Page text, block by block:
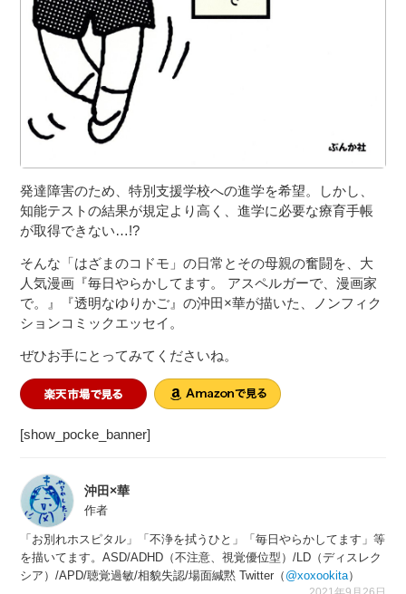
発達障害のため、特別支援学校への進学を希望。しかし、
知能テストの結果が規定より高く、進学に必要な療育手帳
が取得できない…!?
そんな「はざまのコドモ」の日常とその母親の奮闘を、大
人気漫画『毎日やらかしてます。 アスペルガーで、漫画家
で。』『透明なゆりかご』の沖田×華が描いた、ノンフィク
ションコミックエッセイ。
ぜひお手にとってみてくださいね。
[show_pocke_banner]
沖田×華
作者
「お別れホスピタル」「不浄を拭うひと」「毎日やらかしてます」等
を描いてます。ASD/ADHD（不注意、視覚優位型）/LD（ディスレク
シア）/APD/聴覚過敏/相貌失認/場面緘黙 Twitter（ @xoxookita）